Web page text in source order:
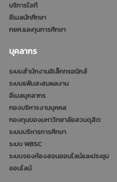
บริการไอที
อีเมลนักศึกษา
กยศ.และทุนการศึกษา
บุคลากร
ระบบสำนักงานอิเล็กทรอนิกส์
ระบบแฟ้มสะสมผลงาน
อีเมลบุคลากร
กองบริหารงานบุคคล
กองทุนของมหาวิทยาลัยสวนดุสิต
ระบบบริหารการศึกษา
ระบบ WBSC
ระบบจองห้องสอนออนไลน์และประชุม
ออนไลน์